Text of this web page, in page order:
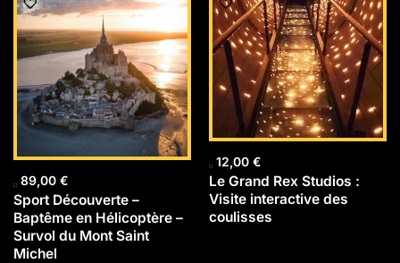
89,00 €
Sport Découverte –
Baptême en Hélicoptère –
Survol du Mont Saint
Michel
12,00 €
Le Grand Rex Studios :
Visite interactive des
coulisses